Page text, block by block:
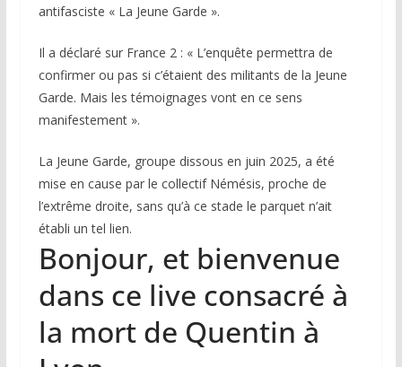
antifasciste « La Jeune Garde ».
Il a déclaré sur France 2 : « L’enquête permettra de
confirmer ou pas si c’étaient des militants de la Jeune
Garde. Mais les témoignages vont en ce sens
manifestement ».
La Jeune Garde, groupe dissous en juin 2025, a été
mise en cause par le collectif Némésis, proche de
l’extrême droite, sans qu’à ce stade le parquet n’ait
établi un tel lien.
Bonjour, et bienvenue
dans ce live consacré à
la mort de Quentin à